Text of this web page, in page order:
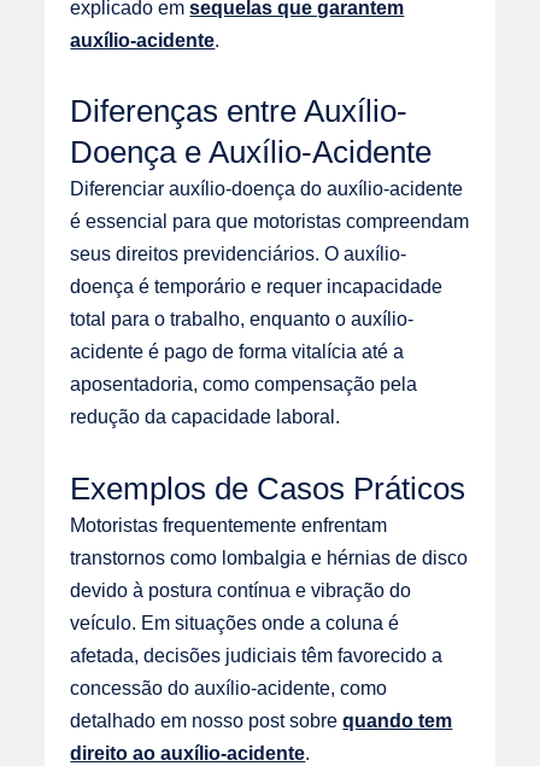
explicado emsequelas que garantem
auxílio-acidente
Diferenças entre Auxílio-
Doença e Auxílio-Acidente
Diferenciar auxílio-doença do auxílio-acidente
é essencial para que motoristas compreendam
seus direitos previdenciários. O auxílio-
doença é temporário e requer incapacidade
total para o trabalho, enquanto o auxílio-
acidente é pago de forma vitalícia até a
aposentadoria, como compensação pela
redução da capacidade laboral.
Exemplos de Casos Práticos
Motoristas frequentemente enfrentam
transtornos como lombalgia e hérnias de disco
devido à postura contínua e vibração do
veículo. Em situações onde a coluna é
afetada, decisões judiciais têm favorecido a
concessão do auxílio-acidente, como
detalhado em nosso post sobrequando tem
direito ao auxílio-acidente.